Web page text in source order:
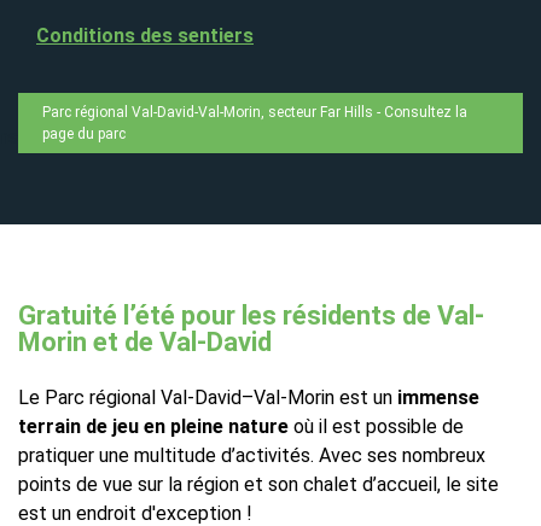
Parc régional Val-David-Val-Morin, secteur Far Hills - Consultez la
page du parc
Conditions des sentiers
Gratuité l’été pour les résidents de Val-
Morin et de Val-David
Le Parc régional Val-David–Val-Morin est un immense
terrain de jeu en pleine nature où il est possible de
pratiquer une multitude d’activités. Avec ses nombreux
points de vue sur la région et son chalet d’accueil, le site
est un endroit d'exception !